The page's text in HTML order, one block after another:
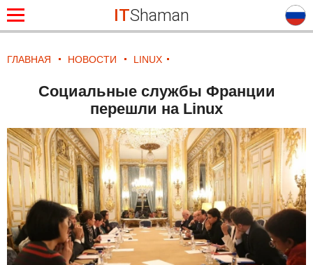
ITShaman
ГЛАВНАЯ НОВОСТИ LINUX
Социальные службы Франции
перешли на Linux